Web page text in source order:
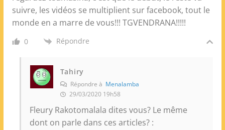
suivre, les vidéos se multiplient sur facebook, tout le
monde en a marre de vous!!! TGVENDRANA!!!!!
0 Répondre
Tahiry
Répondre à Menalamba
29/03/2020 19h58
Fleury Rakotomalala dites vous? Le même
dont on parle dans ces articles? :